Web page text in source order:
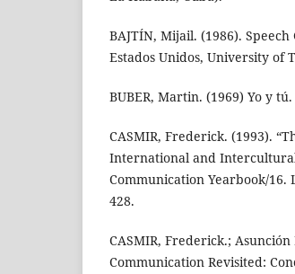
BAJTÍN, Mijail. (1986).
Estados Unidos, University of
BUBER, Martin. (1969) Yo y
CASMIR, Frederick. (1993).
International and Intercultural
Communication Yearbook/16.
428.
CASMIR, Frederick.;
Communication Revisited: